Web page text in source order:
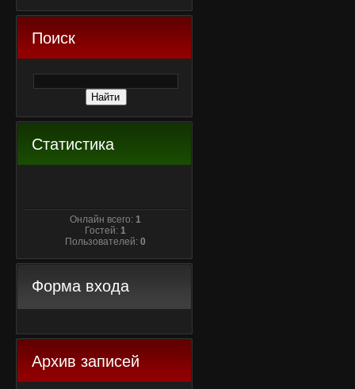
Поиск
Статистика
Онлайн всего:1
Гостей:1
Пользователей:0
Форма входа
Архив записей